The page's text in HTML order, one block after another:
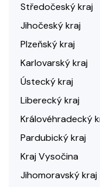
Středočeský kraj
Jihočeský kraj
Plzeňský kraj
Karlovarský kraj
Ústecký kraj
Liberecký kraj
Královéhradecký
Pardubický kraj
Kraj Vysočina
Jihomoravský kraj